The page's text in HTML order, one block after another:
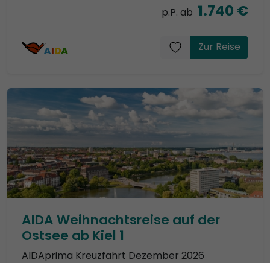
p.P. ab 1.740 €
Zur Reise
AIDA Weihnachtsreise auf der
Ostsee ab Kiel 1
AIDAprima Kreuzfahrt Dezember 2026